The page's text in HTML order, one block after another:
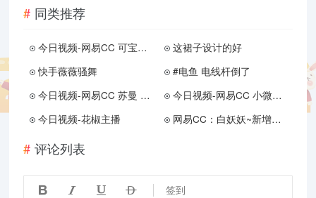
同类推荐
今日视频-网易CC 可宝儿/可可可宝儿 定制
这裙子设计的好
快手薇薇骚舞
#电鱼 电线杆倒了
今日视频-网易CC 苏曼 定制
今日视频-网易CC 小微微/小薇薇 定制
今日视频-花椒主播
网易CC：白妖妖~新增定制
评论列表
    签到